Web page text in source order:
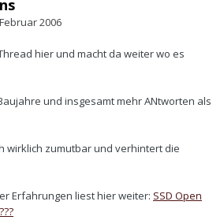
2006
hier und macht da weiter wo es
und insgesamt mehr ANtworten als
wirklich zumutbar und verhintert die
Erfahrungen liest hier weiter: SSD Open